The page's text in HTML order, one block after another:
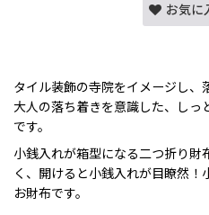
お気に
タイル装飾の寺院をイメージし、
大人の落ち着きを意識した、しっ
です。
小銭入れが箱型になる二つ折り財
く、開けると小銭入れが目瞭然！
お財布です。